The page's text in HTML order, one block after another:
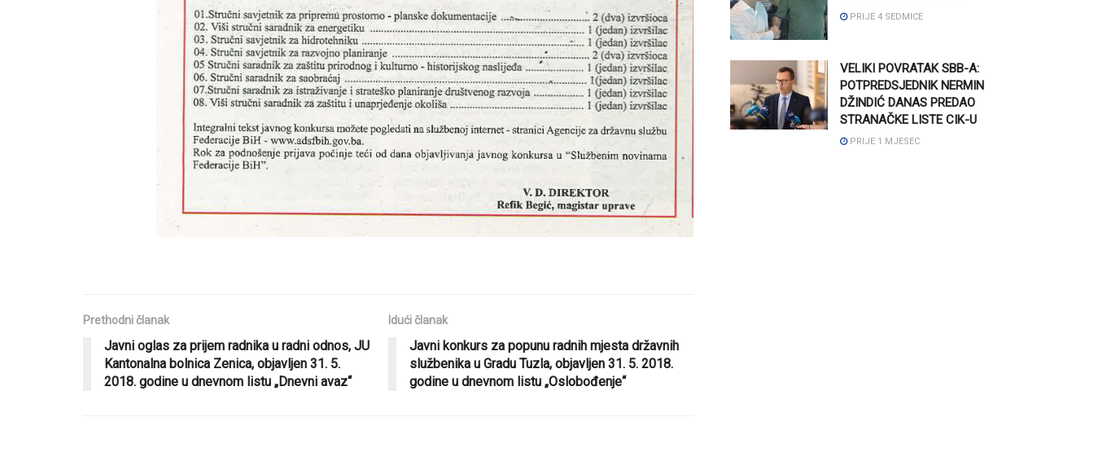
Prethodni članak
Javni oglas za prijem radnika u radni odnos, JU
Kantonalna bolnica Zenica, objavljen 31. 5.
2018. godine u dnevnom listu „Dnevni avaz“
Idući članak
Javni konkurs za popunu radnih mjesta državnih
službenika u Gradu Tuzla, objavljen 31. 5. 2018.
godine u dnevnom listu „Oslobođenje“
PRIJE 4 SEDMICE
VELIKI POVRATAK SBB-A:
POTPREDSJEDNIK NERMIN
DŽINDIĆ DANAS PREDAO
STRANAČKE LISTE CIK-U
PRIJE 1 MJESEC